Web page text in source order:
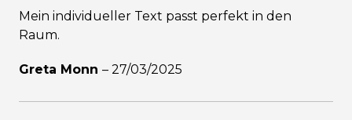
Mein individueller Text passt perfekt in den
Raum.
Greta Monn – 27/03/2025